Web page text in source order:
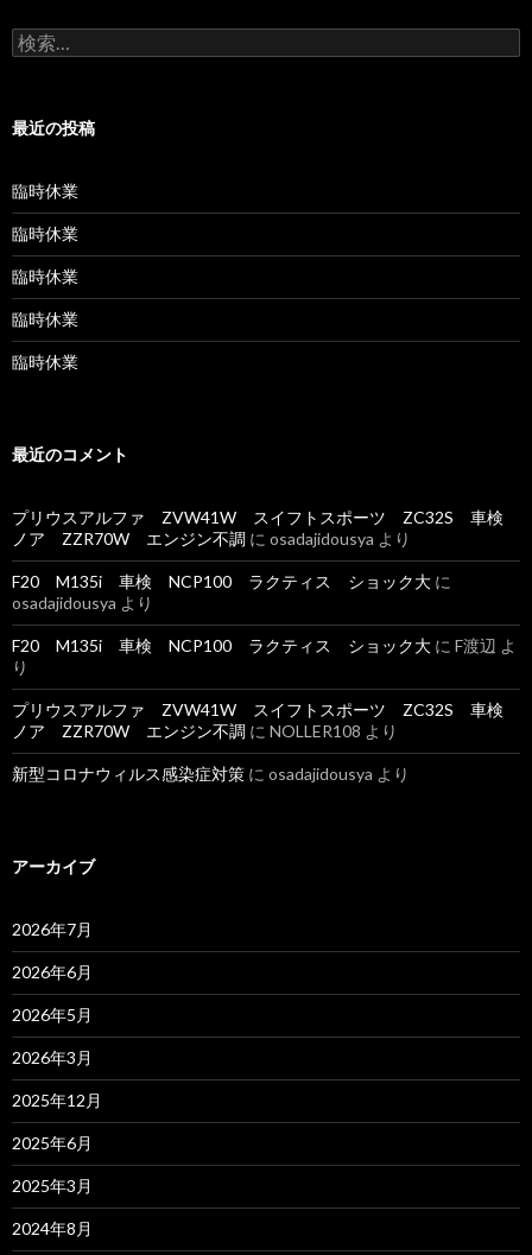
検
索:
最近の投稿
臨時休業
臨時休業
臨時休業
臨時休業
臨時休業
最近のコメント
プリウスアルファ ZVW41W スイフトスポーツ ZC32S 車検
ノア ZZR70W エンジン不調 に osadajidousya より
F20 M135i 車検 NCP100 ラクティス ショック大 に
osadajidousya より
F20 M135i 車検 NCP100 ラクティス ショック大 に F渡辺 よ
り
プリウスアルファ ZVW41W スイフトスポーツ ZC32S 車検
ノア ZZR70W エンジン不調 に NOLLER108 より
新型コロナウィルス感染症対策 に osadajidousya より
アーカイブ
2026年7月
2026年6月
2026年5月
2026年3月
2025年12月
2025年6月
2025年3月
2024年8月